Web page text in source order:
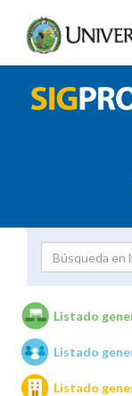
Unidades
Listado
Listado
Listado